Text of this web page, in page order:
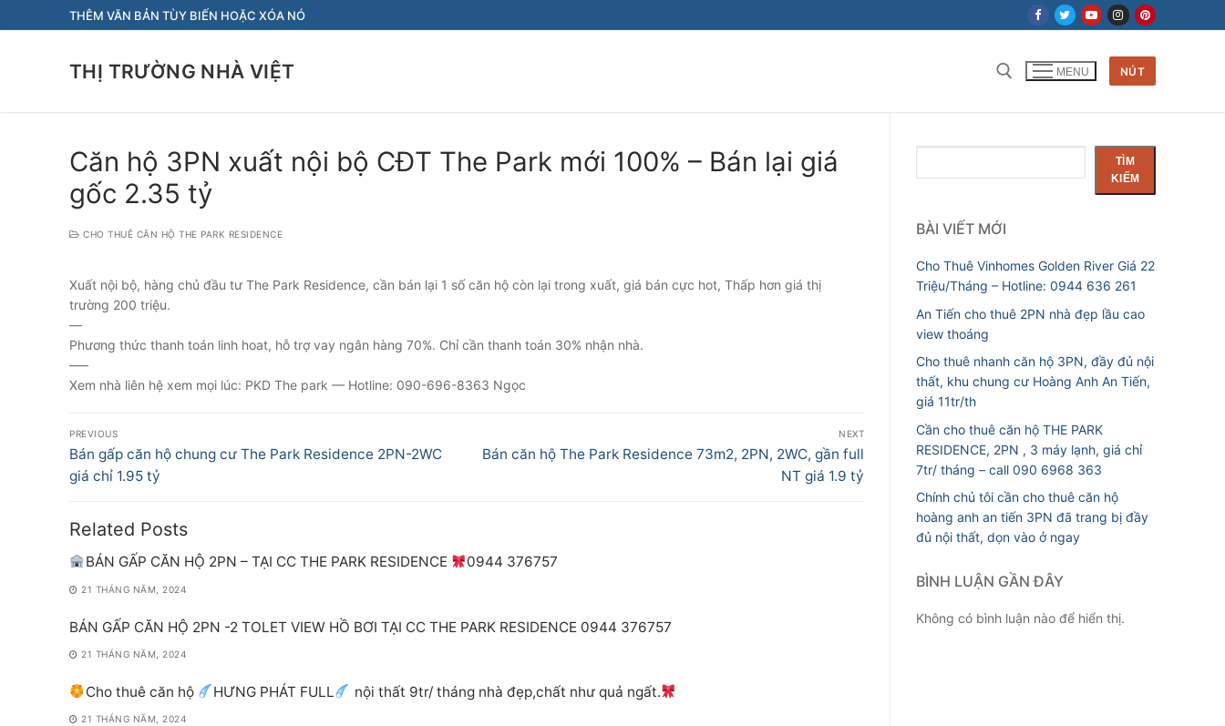
đến
THÊM VĂN BẢN TÙY BIẾN HOẶC XÓA NÓ
THỊ TRƯỜNG NHÀ VIỆT MENU NÚT
Căn hộ 3PN xuất nội bộ CĐT The Park mới 100% – Bán lại giá
gốc 2.35 tỷ
CHO THUÊ CĂN HỘ THE PARK RESIDENCE
Xuất nội bộ, hàng chủ đầu tư The Park Residence, cần bán lại 1 số căn hộ còn lại trong xuất, giá bán cực hot, Thấp hơn giá thị
trường 200 triệu.
—
Phương thức thanh toán linh hoat, hỗ trợ vay ngân hàng 70%. Chỉ cần thanh toán 30% nhận nhà.
—–
Xem nhà liên hệ xem mọi lúc: PKD The park — Hotline: 090-696-8363 Ngọc
Điều
hướng
bài
viết
PREVIOUS
Previous
post:
Bán gấp căn hộ chung cư The Park Residence 2PN-2WC
giá chỉ 1.95 tỷ
NEXT
Next
Bán căn hộ The Park Residence 73m2, 2PN, 2WC, gần full
NT giá 1.9 tỷ
Related Posts
BÁN GẤP CĂN HỘ 2PN – TẠI CC THE PARK RESIDENCE 0944 376757
21 THÁNG NĂM, 2024
BÁN GẤP CĂN HỘ 2PN -2 TOLET VIEW HỒ BƠI TẠI CC THE PARK RESIDENCE 0944 376757
21 THÁNG NĂM, 2024
Cho thuê căn hộ HƯNG PHÁT FULL nội thất 9tr/ tháng nhà đẹp,chất như quả ngất.
21 THÁNG NĂM, 2024
kiếm
TÌM
KIẾM
BÀI VIẾT MỚI
Cho Thuê Vinhomes Golden River Giá 22
Triệu/Tháng – Hotline: 0944 636 261
An Tiến cho thuê 2PN nhà đẹp lầu cao
view thoáng
Cho thuê nhanh căn hộ 3PN, đầy đủ nội
thất, khu chung cư Hoàng Anh An Tiến,
giá 11tr/th
Cần cho thuê căn hộ THE PARK
RESIDENCE, 2PN , 3 máy lạnh, giá chỉ
7tr/ tháng – call 090 6968 363
Chính chủ tôi cần cho thuê căn hộ
hoàng anh an tiến 3PN đã trang bị đầy
đủ nội thất, dọn vào ở ngay
BÌNH LUẬN GẦN ĐÂY
Không có bình luận nào để hiển thị.